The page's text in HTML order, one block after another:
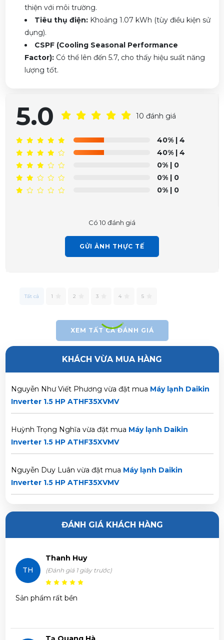
thiện với môi trường.
Tiêu thụ điện:Khoảng 1.07 kWh (tùy điều kiện sử
dụng).
CSPF (Cooling Seasonal Performance
Factor):Có thể lên đến 5.7, cho thấy hiệu suất năng
lượng tốt.
5.0 10 đánh giá
40% | 4
40% | 4
0% | 0
0% | 0
0% | 0
Có 10 đánh giá
GỬI ẢNH THỰC TẾ
Tất cả 1 2 3 4 5
XEM TẤT CẢ ĐÁNH GIÁ
KHÁCH VỪA MUA HÀNG
Phạm Trâm vừa đặt mua
Máy lạnh Daikin Inverter 1.5
Trần Phước Hưng vừa đặt muaMáy lạnh Daikin Inverter
1.5 HP ATHF35XVMV
HP ATHF35XVMV
Lê Thị Thảo Anh vừa đặt muaMáy lạnh Daikin Inverter
1.5 HP ATHF35XVMV
Nguyễn Như Viết Phương vừa đặt mua Máy lạnh Daikin
Inverter 1.5 HP ATHF35XVMV
Huỳnh Trọng Nghĩa vừa đặt mua Máy lạnh Daikin
Inverter 1.5 HP ATHF35XVMV
Nguyễn Duy Luân vừa đặt mua Máy lạnh Daikin
Inverter 1.5 HP ATHF35XVMV
Nguyễn Văn Sang vừa đặt muaMáy lạnh Daikin
Inverter 1.5 HP ATHF35XVMV
1.5 HP ATHF35XVMV
HP ATHF35XVMV
ĐÁNH GIÁ KHÁCH HÀNG
TH
Thanh Huy
(Đánh giá 1 giây trước)
Sản phẩm rất bền